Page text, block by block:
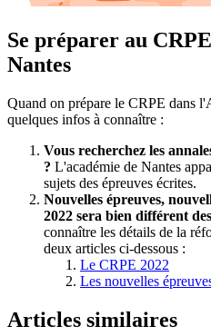
Se préparer au
Nantes
Quand on prépare le CRPE dans
quelques infos à connaître :
Vous recherchez les
? L'académie de Nantes
sujets des épreuves écrites.
Nouvelles épreuves,
2022 sera bien différent
connaître les détails de la
deux articles ci-dessous :
Le CRPE 2022
Les nouvelles
Articles similaires